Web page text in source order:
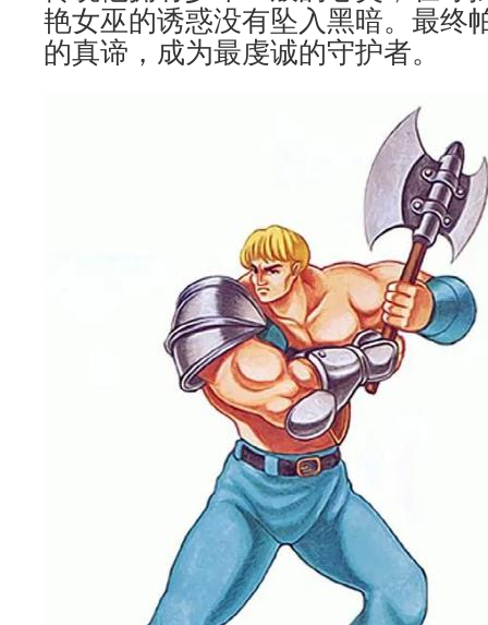
艳女巫的诱惑没有坠入黑暗。最终
的真谛，成为最虔诚的守护者。